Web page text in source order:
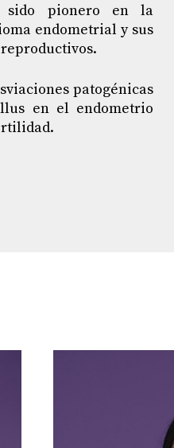
sido pionero en la
endometrial y sus
patogénicas
en el endometrio